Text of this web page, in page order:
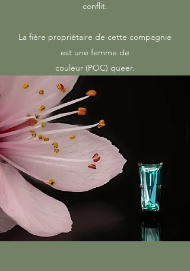
conflit.
La fière propriétaire de cette compagnie
est une femme de
couleur (POC) queer.